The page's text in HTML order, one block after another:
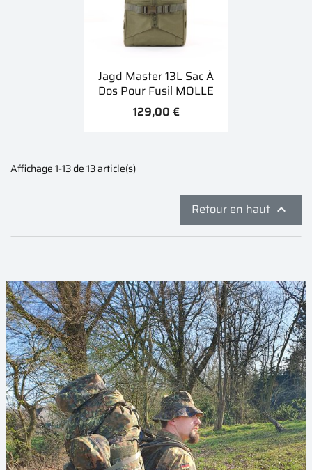
Jagd Master 13L Sac À
Dos Pour Fusil MOLLE
129,00 €
Affichage 1-13 de 13 article(s)
Retour en haut 